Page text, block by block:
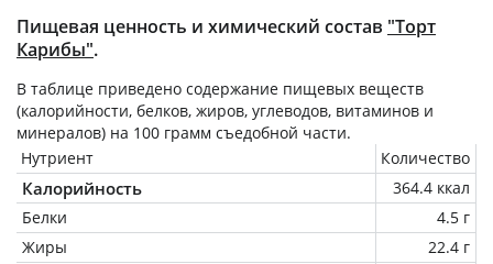
Пищевая ценность и химический состав "Торт
Карибы".
В таблице приведено содержание пищевых веществ
(калорийности, белков, жиров, углеводов, витаминов и
минералов) на 100 грамм съедобной части.
Нутриент
Количество
Калорийность
364.4 ккал
Белки
4.5 г
Жиры
22.4 г